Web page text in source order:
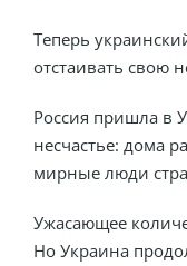
Теперь
отстаивать свою
Россия пришла в
несчастье: дома
мирные люди
Ужасающее
Но Украина